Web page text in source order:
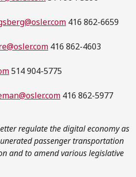
416 862-6659
416 862-4603
514 904-5775
416 862-5977
regulate the digital economy as
passenger transportation
and to amend various legislative